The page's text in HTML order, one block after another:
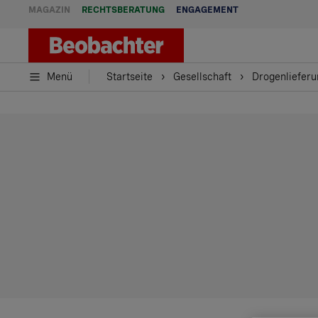
MAGAZIN RECHTSBERATUNG ENGAGEMENT
Menü Startseite Gesellschaft